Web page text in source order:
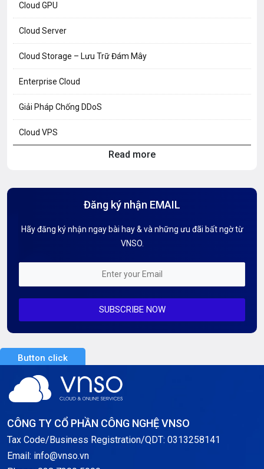
Cloud GPU
Cloud Server
Cloud Storage – Lưu Trữ Đám Mây
Enterprise Cloud
Giải Pháp Chống DDoS
Cloud VPS
Hướng dẫn Tên miền
Kiến thức AI
Mỗi tuần 01 Server
Server Dedicated (Máy chủ riêng)
Server GPU
Server Windows
Notification
Thông tin chung
Read more
Đăng ký nhận EMAIL
Hãy đăng ký nhận ngay bài hay & và những ưu đãi bất ngờ từ
VNSO.
SUBSCRIBE NOW
Button click
CÔNG TY CỔ PHẦN CÔNG NGHỆ VNSO
Tax Code/Business Registration/QDT: 0313258141
Email: info@vnso.vn